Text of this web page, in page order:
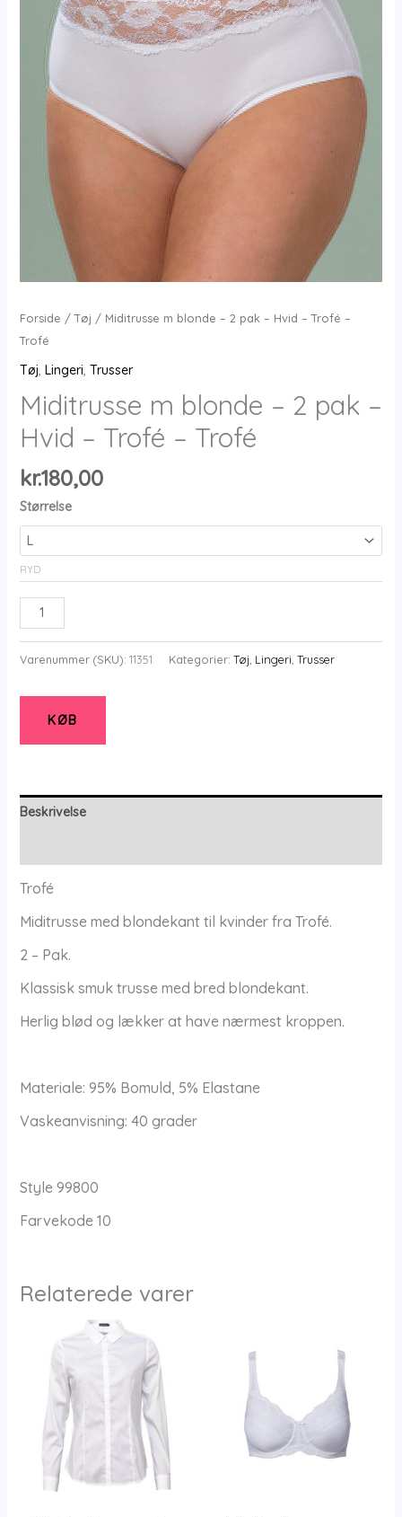
Forside /Tøj / Miditrusse m blonde – 2 pak – Hvid – Trofé –
Trofé
Tøj, Lingeri, Trusser
Miditrusse m blonde – 2 pak –
Hvid – Trofé – Trofé
kr.180,00
Størrelse
RYD
Miditrusse
m
blonde
2
-
Trofé
Varenummer (SKU): 11351 Kategorier: Tøj Lingeri Trusser
KØB
Beskrivelse
Trofé
Miditrusse med blondekant til kvinder fra Trofé.
2 – Pak.
Klassisk smuk trusse med bred blondekant.
Herlig blød og lækker at have nærmest kroppen.
Materiale: 95% Bomuld, 5% Elastane
Vaskeanvisning: 40 grader
Style 99800
Farvekode 10
Relaterede varer